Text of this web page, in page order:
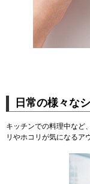
日常の様々な
キッチンでの料理中など
リやホコリが気になるア